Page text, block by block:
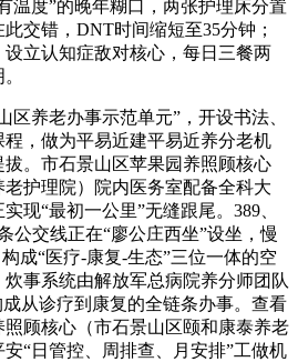
温度”的晚年糊口，两张护理床分置
交错，DNT时间缩短至35分钟；
设立认知症敌对核心，每日三餐两
养老办事示范单元”，开设书法、
，做为平易近建平易近养分老机
。市石景山区苹果园养照顾核心
老护理院）院内医务室配备全科大
现“最初一公里”无缝跟尾。389、
公交线正在“廖公庄西坐”设坐，慢
成“医疗-康复-生态”三位一体的空
事系统由解放军总病院养分师团队
从诊疗到康复的全链条办事。查看
顾核心（市石景山区颐和康泰养老
“日管控、周排查、月安排”工做机